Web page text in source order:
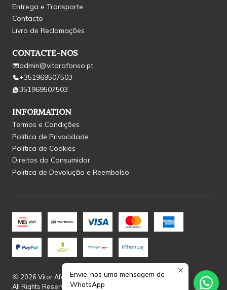
Entrega e Transporte
Contacto
Livro de Reclamações
CONTACTE-NOS
admin@vitorafonso.pt
+351969507503
351969507503
INFORMATION
Termos e Condições
Política de Privacidade
Política de Cookies
Direitos do Consumidor
Politica de Devolução e Reembolso
2026 Vitor Afonso.
All Rights Reserved.Powered by Jumpseller
Envie-nos uma mensagem de
WhatsApp